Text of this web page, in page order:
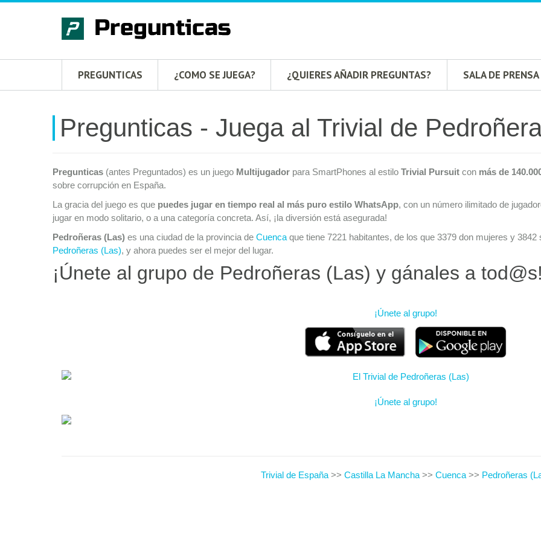
PREGUNTICAS ¿COMO SE JUEGA? ¿QUIERES AÑADIR PREGUNTAS? SALA DE PRENSA
Pregunticas - Juega al Trivial de
Pregunticas (antes Preguntados) es un juego Multijugador para SmartPhones al estilo Trivial Pursuit con más de
sobre corrupción en España.
La gracia del juego es que puedes jugar en tiempo real al más puro estilo WhatsApp, con un número ilimitado de
jugar en modo solitario, o a una categoría concreta. Así, ¡la diversión está asegurada!
Pedroñeras (Las) es una ciudad de la provincia de Cuenca que tiene 7221 habitantes, de los que 3379 don mujeres y
Pedroñeras (Las), y ahora puedes ser el mejor del lugar.
¡Únete al grupo de Pedroñeras (Las) y gánales a tod@s!
¡Únete al grupo!
¡Únete al grupo!
Trivial de España >> Castilla La Mancha >> Cuenca >> Pedroñeras